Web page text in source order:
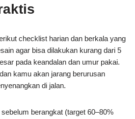
checklist harian dan berkala yang
agar bisa dilakukan kurang dari 5
pada keandalan dan umur pakai.
kamu akan jarang berurusan
di jalan.
berangkat (target 60–80%